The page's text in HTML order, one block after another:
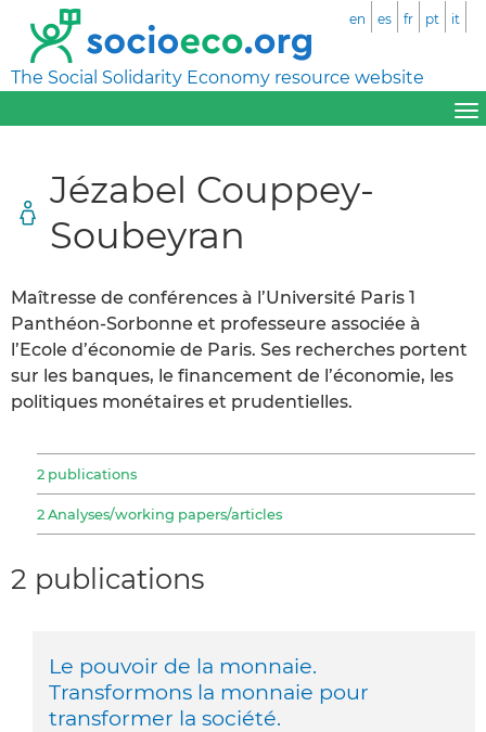
The Social Solidarity Economy resource website
en es fr pt it
Jézabel Couppey-
Soubeyran
Maîtresse de conférences à l’Université Paris 1
Panthéon-Sorbonne et professeure associée à
l’Ecole d’économie de Paris. Ses recherches portent
sur les banques, le financement de l’économie, les
politiques monétaires et prudentielles.
2 publications
2 Analyses/working papers/articles
2 publications
Le pouvoir de la monnaie.
Transformons la monnaie pour
transformer la société.